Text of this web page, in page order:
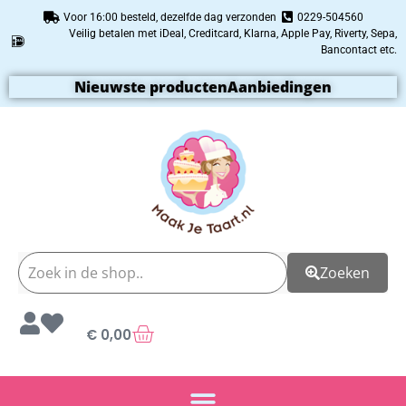
Voor 16:00 besteld, dezelfde dag verzonden
0229-504560
Veilig betalen met iDeal, Creditcard, Klarna, Apple Pay, Riverty, Sepa,
Bancontact etc.
Nieuwste productenAanbiedingen
Zoeken
€ 0,00